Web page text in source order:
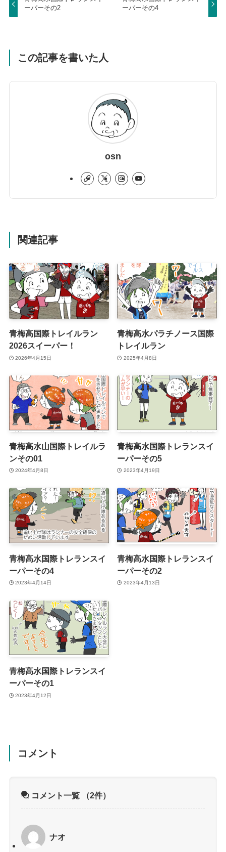
ーパーその2
ーパーその4
この記事を書いた人
osn
関連記事
青梅高国際トレイルラン
2026スイーパー！
2026年4月15日
青梅高水パラチノース国際
トレイルラン
2025年4月8日
青梅高水山国際トレイルラ
ンその01
2024年4月8日
青梅高水国際トレランスイ
ーパーその5
2023年4月19日
青梅高水国際トレランスイ
ーパーその4
2023年4月14日
青梅高水国際トレランスイ
ーパーその2
2023年4月13日
青梅高水国際トレランスイ
ーパーその1
2023年4月12日
コメント
コメント一覧 （2件）
ナオ